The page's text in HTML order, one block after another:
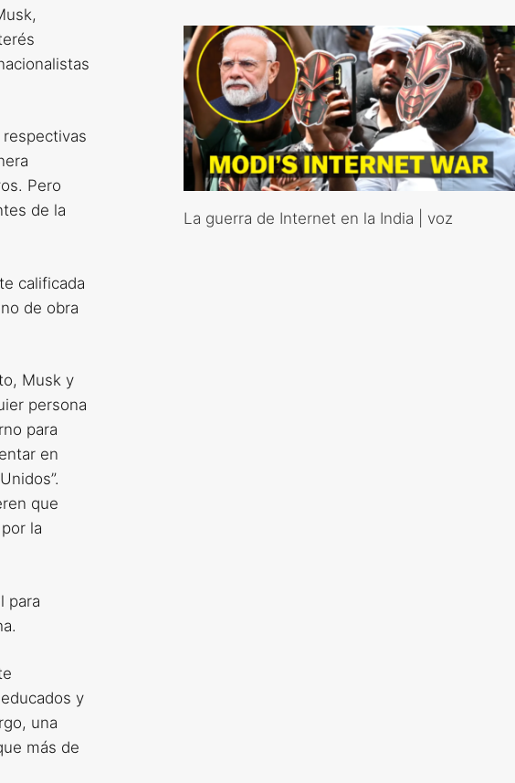
Pero
de la
calificada
de obra
Musk y
persona
para
en
que
la
para
y
una
más de
La guerra de Internet en la India | voz